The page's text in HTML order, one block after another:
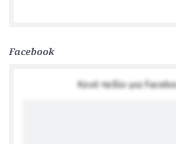
Facebook
Κενό πεδίο για